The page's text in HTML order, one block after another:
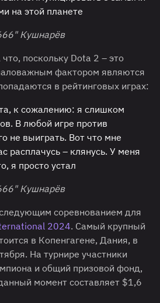
на этой планете
Кушнарёв
поскольку Dota 2 – это
фактором являются
в рейтинговых играх:
к сожалению: я слишком
В любой игре против
не выиграть. Вот что мне
расплачусь – клянусь. У меня
я просто устал
Кушнарёв
соревнованием для
2024. Самый крупный
в Копенгагене, Дания, в
На турнире участники
и общий призовой фонд,
момент составляет $1,6